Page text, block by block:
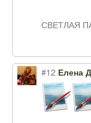
СВЕТЛАЯ
#12 Елена